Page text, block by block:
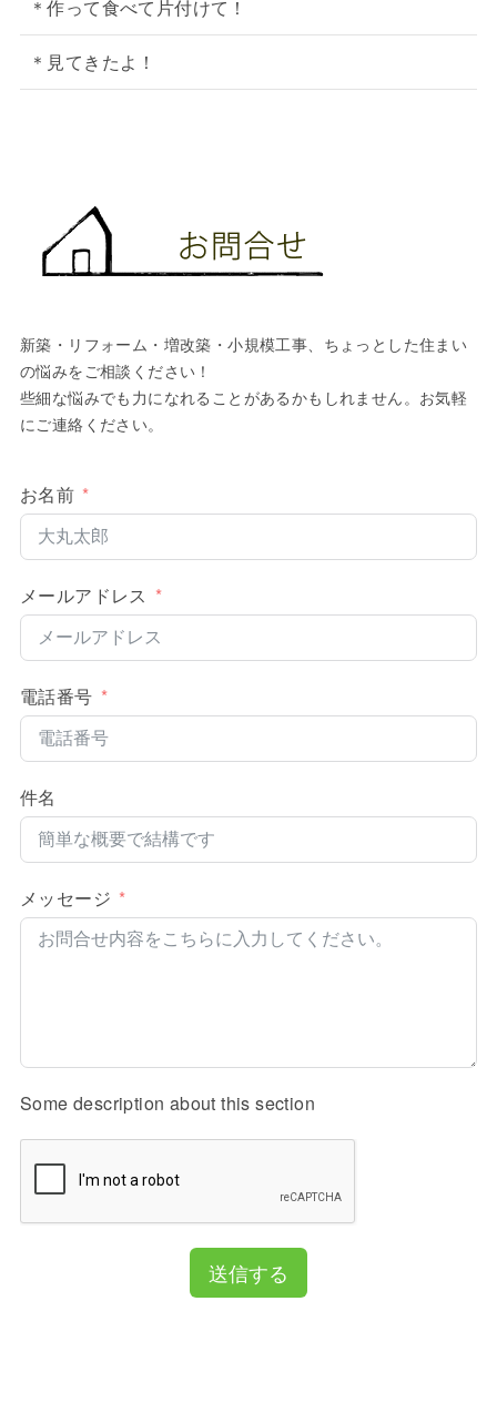
＊作って食べて片付けて！
＊見てきたよ！
新築・リフォーム・増改築・小規模工事、ちょっとした住まい
の悩みをご相談ください！
些細な悩みでも力になれることがあるかもしれません。お気軽
にご連絡ください。
お名前
メールアドレス
電話番号
件名
メッセージ
Some description about this section
送信する